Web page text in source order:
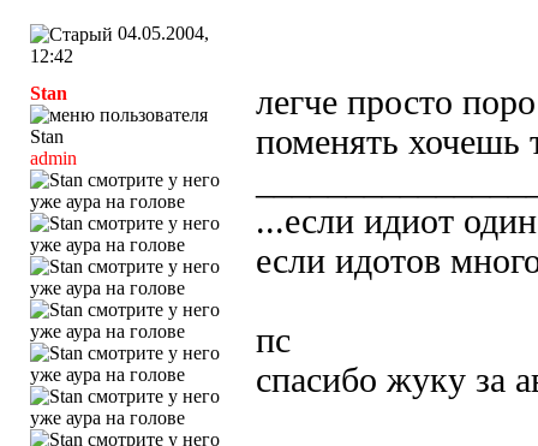
04.05.2004,
12:42
Stan
admin
легче просто
поменять хочешь
...если идиот
если идотов
пс
спасибо жуку за